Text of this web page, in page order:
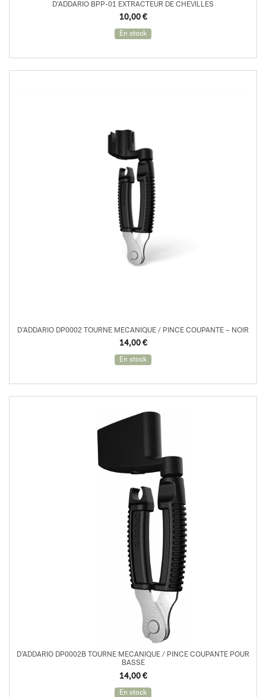
D’ADDARIO BPP-01 EXTRACTEUR DE CHEVILLES
10,00 €
En stock
D’ADDARIO DP0002 TOURNE MECANIQUE / PINCE COUPANTE – NOIR
14,00 €
En stock
D’ADDARIO DP0002B TOURNE MECANIQUE / PINCE COUPANTE POUR
BASSE
14,00 €
En stock